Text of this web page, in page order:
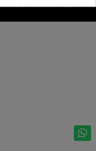
derechos Reservados.